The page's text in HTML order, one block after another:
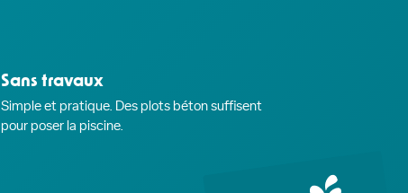
Sans travaux
Simple et pratique. Des plots béton suffisent
pour poser la piscine.